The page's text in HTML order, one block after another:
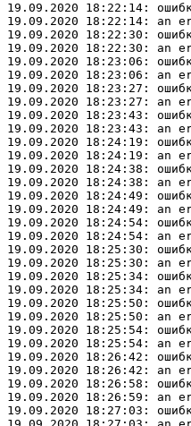
19.09.2020 18:22:14:
19.09.2020 18:22:14: an
19.09.2020 18:22:30:
19.09.2020 18:22:30: an
19.09.2020 18:23:06:
19.09.2020 18:23:06: an
19.09.2020 18:23:27:
19.09.2020 18:23:27: an
19.09.2020 18:23:43:
19.09.2020 18:23:43: an
19.09.2020 18:24:19:
19.09.2020 18:24:19: an
19.09.2020 18:24:38:
19.09.2020 18:24:38: an
19.09.2020 18:24:49:
19.09.2020 18:24:49: an
19.09.2020 18:24:54:
19.09.2020 18:24:54: an
19.09.2020 18:25:30:
19.09.2020 18:25:30: an
19.09.2020 18:25:34:
19.09.2020 18:25:34: an
19.09.2020 18:25:50:
19.09.2020 18:25:50: an
19.09.2020 18:25:54:
19.09.2020 18:25:54: an
19.09.2020 18:26:42:
19.09.2020 18:26:42: an
19.09.2020 18:26:58:
19.09.2020 18:26:59: an
19.09.2020 18:27:03: